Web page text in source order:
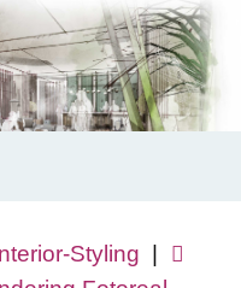
Styling |